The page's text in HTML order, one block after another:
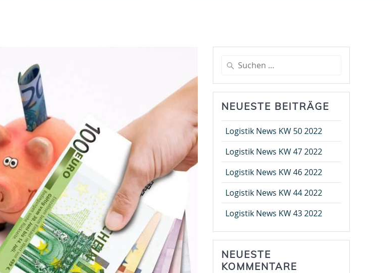
Suche
nach:
NEUESTE BEITRÄGE
Logistik News KW 50 2022
Logistik News KW 47 2022
Logistik News KW 46 2022
Logistik News KW 44 2022
Logistik News KW 43 2022
NEUESTE
KOMMENTARE